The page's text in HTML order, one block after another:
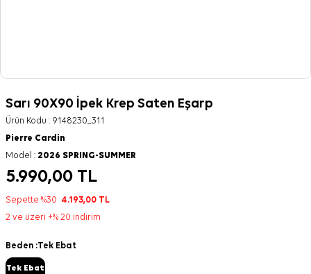
Sarı 90X90 İpek Krep Saten Eşarp
Ürün Kodu : 9148230_311
Pierre Cardin
Model : 2026 SPRING-SUMMER
5.990,00 TL
Sepette %30 4.193,00 TL
2 ve üzeri +% 20 indirim
Beden :Tek Ebat
Tek Ebat